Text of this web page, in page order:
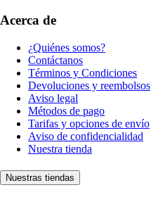
Acerca de
¿Quiénes somos?
Contáctanos
Términos y Condiciones
Devoluciones y reembolsos
Aviso legal
Métodos de pago
Tarifas y opciones de envío
Aviso de confidencialidad
Nuestra tienda
Nuestras tiendas